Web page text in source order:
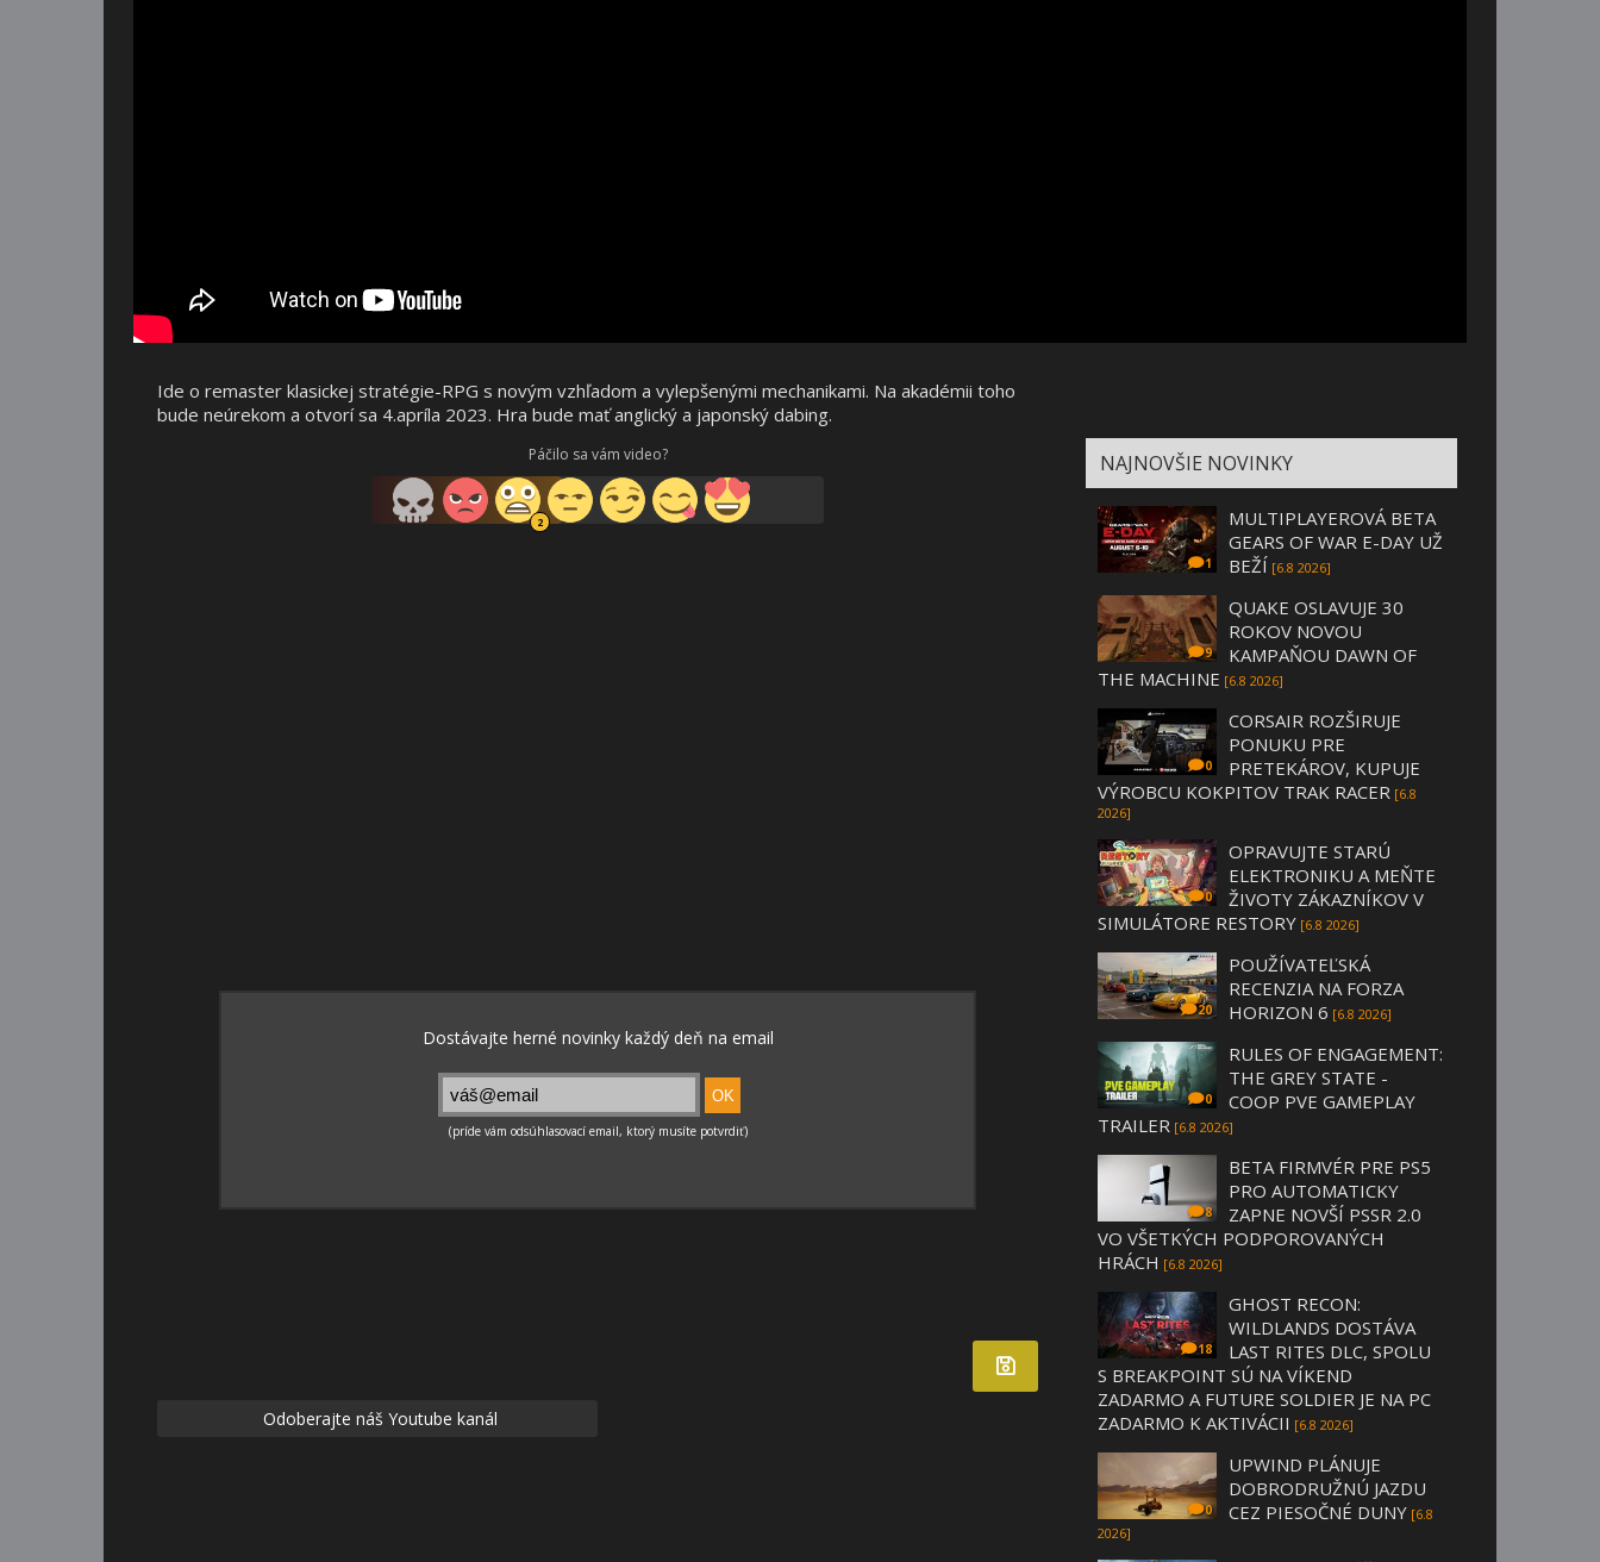
Ide o remaster klasickej stratégie-RPG s novým vzhľadom a vylepšenými mechanikami. Na akadémii toho
bude neúrekom a otvorí sa 4.apríla 2023. Hra bude mať anglický a japonský dabing.
Páčilo sa vám video?
Odoberajte náš Youtube kanál
NAJNOVŠIE NOVINKY
1
MULTIPLAYEROVÁ BETA
GEARS OF WAR E-DAY UŽ
BEŽÍ [6.8 2026]
9
QUAKE OSLAVUJE 30
ROKOV NOVOU
KAMPAŇOU DAWN OF
THE MACHINE [6.8 2026]
0
CORSAIR ROZŠIRUJE
PONUKU PRE
PRETEKÁROV, KUPUJE
VÝROBCU KOKPITOV TRAK RACER [6.8
2026]
0
OPRAVUJTE STARÚ
ELEKTRONIKU A MEŇTE
ŽIVOTY ZÁKAZNÍKOV V
SIMULÁTORE RESTORY [6.8 2026]
20
POUŽÍVATEĽSKÁ
RECENZIA NA FORZA
HORIZON 6 [6.8 2026]
0
RULES OF ENGAGEMENT:
THE GREY STATE -
COOP PVE GAMEPLAY
TRAILER [6.8 2026]
8
BETA FIRMVÉR PRE PS5
PRO AUTOMATICKY
ZAPNE NOVŠÍ PSSR 2.0
VO VŠETKÝCH PODPOROVANÝCH
HRÁCH [6.8 2026]
18
GHOST RECON:
WILDLANDS DOSTÁVA
LAST RITES DLC, SPOLU
S BREAKPOINT SÚ NA VÍKEND
ZADARMO A FUTURE SOLDIER JE NA PC
ZADARMO K AKTIVÁCII [6.8 2026]
0
UPWIND PLÁNUJE
DOBRODRUŽNÚ JAZDU
CEZ PIESOČNÉ DUNY [6.8
2026]